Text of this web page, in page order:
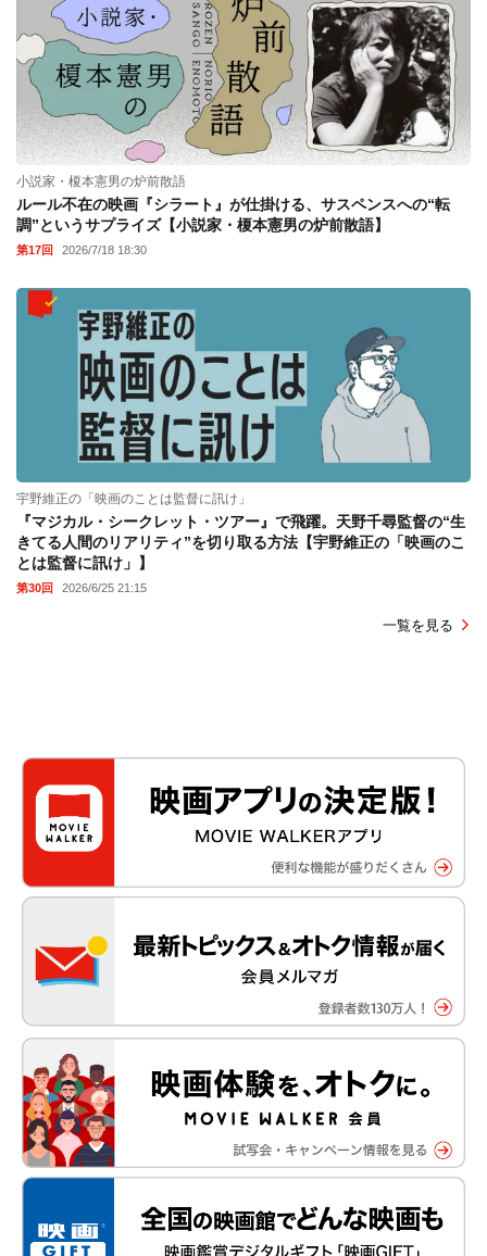
小説家・榎本憲男の炉前散語
ルール不在の映画『シラート』が仕掛ける、サスペンスへの“転
調”というサプライズ【小説家・榎本憲男の炉前散語】
第17回 2026/7/18 18:30
宇野維正の「映画のことは監督に訊け」
『マジカル・シークレット・ツアー』で飛躍。天野千尋監督の“生
きてる人間のリアリティ”を切り取る方法【宇野維正の「映画のこ
とは監督に訊け」】
第30回 2026/6/25 21:15
一覧を見る